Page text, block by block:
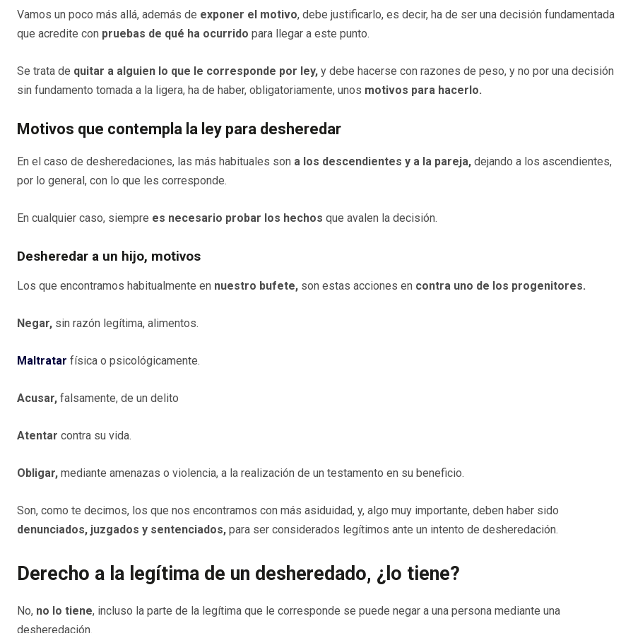
Vamos un poco más allá, además de exponer el motivo, debe justificarlo, es decir, ha de ser una decisión fundamentada
que acredite con pruebas de qué ha ocurrido para llegar a este punto.
Se trata de quitar a alguien lo que le corresponde por ley, y debe hacerse con razones de peso, y no por una decisión
sin fundamento tomada a la ligera, ha de haber, obligatoriamente, unos motivos para hacerlo.
Motivos que contempla la ley para desheredar
En el caso de desheredaciones, las más habituales son a los descendientes y a la pareja, dejando a los ascendientes,
por lo general, con lo que les corresponde.
En cualquier caso, siempre es necesario probar los hechos que avalen la decisión.
Desheredar a un hijo, motivos
Los que encontramos habitualmente en nuestro bufete, son estas acciones en contra uno de los progenitores.
Negar, sin razón legítima, alimentos.
Maltratar física o psicológicamente.
Acusar, falsamente, de un delito
Atentar contra su vida.
Obligar, mediante amenazas o violencia, a la realización de un testamento en su beneficio.
Son, como te decimos, los que nos encontramos con más asiduidad, y, algo muy importante, deben haber sido
denunciados, juzgados y sentenciados, para ser considerados legítimos ante un intento de desheredación.
Derecho a la legítima de un desheredado, ¿lo tiene?
No, no lo tiene, incluso la parte de la legítima que le corresponde se puede negar a una persona mediante una
desheredación.